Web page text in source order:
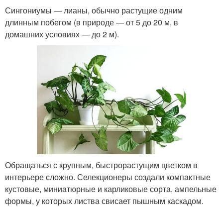
Сингониумы — лианы, обычно растущие одним
длинным побегом (в природе — от 5 до 20 м, в
домашних условиях — до 2 м).
Обращаться с крупным, быстрорастущим цветком в
интерьере сложно. Селекционеры создали компактные
кустовые, миниатюрные и карликовые сорта, ампельные
формы, у которых листва свисает пышным каскадом.